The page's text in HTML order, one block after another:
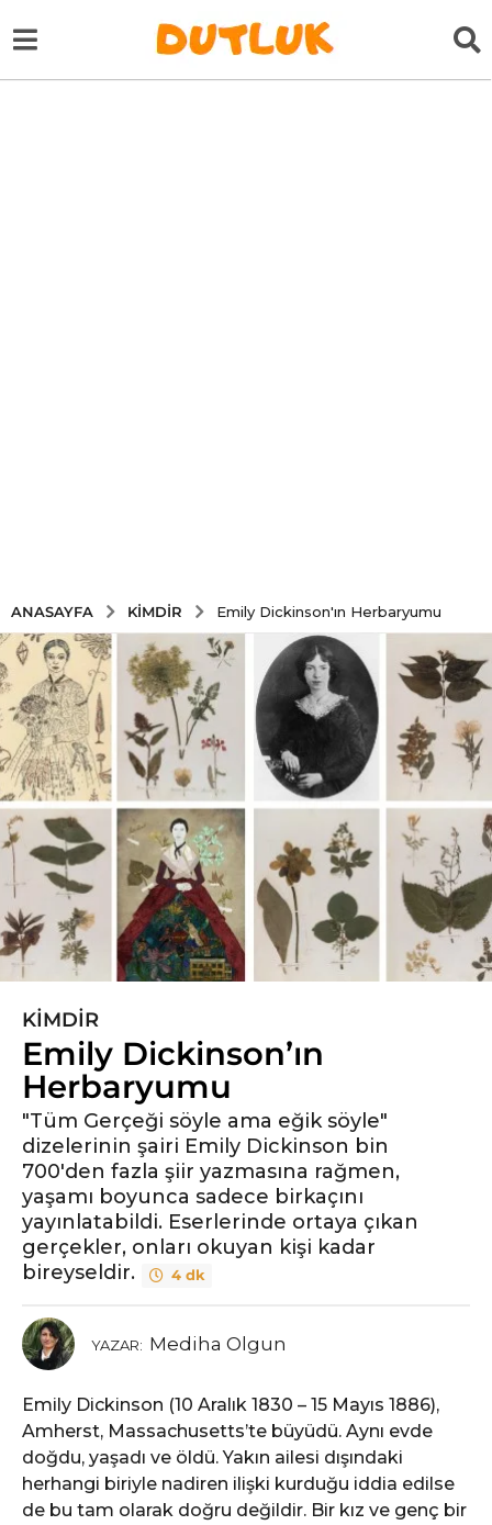
ANASAYFA KIMDIR Emily Dickinson'ın Herbaryumu
5
y
ı
l
n
c
e
5
y
ı
ö
n
e
KIMDIR
Emily Dickinson’ın
Herbaryumu
"Tüm Gerçeği söyle ama eğik söyle"
dizelerinin şairi Emily Dickinson bin
700'den fazla şiir yazmasına rağmen,
yaşamı boyunca sadece birkaçını
yayınlatabildi. Eserlerinde ortaya çıkan
gerçekler, onları okuyan kişi kadar
bireyseldir.
4 dk
YAZAR: Mediha Olgun
Emily Dickinson (10 Aralık 1830 – 15 Mayıs 1886),
Amherst, Massachusetts’te büyüdü. Aynı evde
doğdu, yaşadı ve öldü. Yakın ailesi dışındaki
herhangi biriyle nadiren ilişki kurduğu iddia edilse
de bu tam olarak doğru değildir. Bir kız ve genç bir